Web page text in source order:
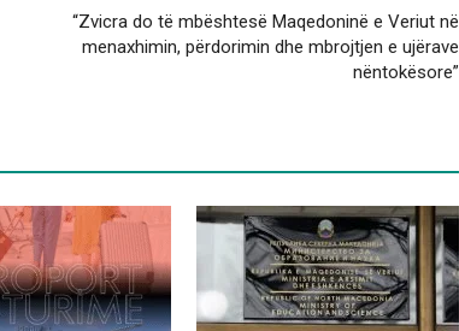
“Zvicra do të mbështesë Maqedoninë e Veriut në
menaxhimin, përdorimin dhe mbrojtjen e ujërave
nëntokësore”